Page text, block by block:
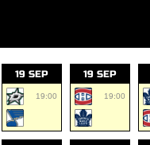
19 SEP
19:00
19 SEP
19:00